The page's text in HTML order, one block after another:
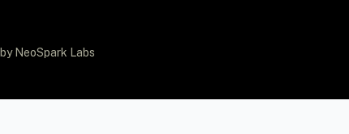
by NeoSpark Labs